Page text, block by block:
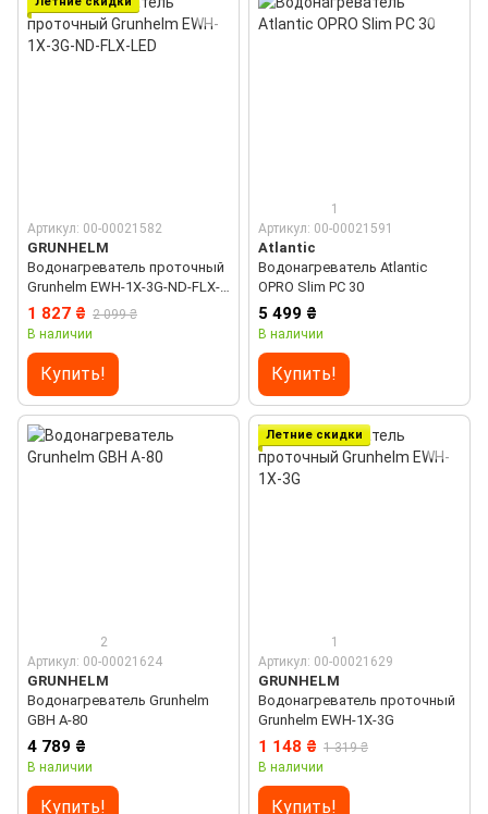
Артикул: 00-00021582
GRUNHELM
Водонагреватель проточный
Grunhelm EWH-1X-3G-ND-FLX-
LED
1 827 ₴ 2 099 ₴
В наличии
Купить!
1
Артикул: 00-00021591
Atlantic
Водонагреватель Atlantic
OPRO Slim PC 30
5 499 ₴
В наличии
Купить!
2
Артикул: 00-00021624
GRUNHELM
Водонагреватель Grunhelm
GBH A-80
4 789 ₴
В наличии
Купить!
Летние скидки
1
Артикул: 00-00021629
GRUNHELM
Водонагреватель проточный
Grunhelm EWH-1X-3G
1 148 ₴ 1 319 ₴
В наличии
Купить!